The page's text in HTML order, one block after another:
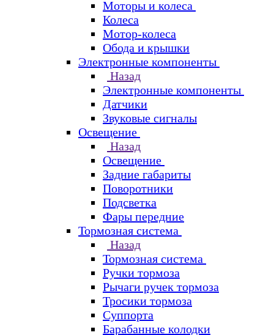
Моторы и колеса
Колеса
Мотор-колеса
Обода и крышки
Электронные компоненты
Назад
Электронные компоненты
Датчики
Звуковые сигналы
Освещение
Назад
Освещение
Задние габариты
Поворотники
Подсветка
Фары передние
Тормозная система
Назад
Тормозная система
Ручки тормоза
Рычаги ручек тормоза
Тросики тормоза
Суппорта
Барабанные колодки